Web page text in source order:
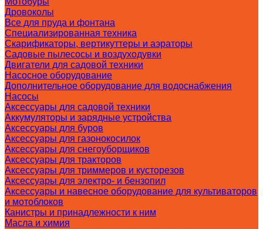
Дровоколы
Все для пруда и фонтана
Специализированная техника
Скарификаторы, вертикуттеры и аэраторы
Садовые пылесосы и воздуходувки
Двигатели для садовой техники
Насосное оборудование
Дополнительное оборудование для водоснабжения
Насосы
Аксессуары для садовой техники
Аккумуляторы и зарядные устройства
Аксессуары для буров
Аксессуары для газонокосилок
Аксессуары для снегоуборщиков
Аксессуары для тракторов
Аксессуары для триммеров и кусторезов
Аксессуары для электро- и бензопил
Аксессуары и навесное оборудование для культиваторов
и мотоблоков
Канистры и принадлежности к ним
Масла и химия